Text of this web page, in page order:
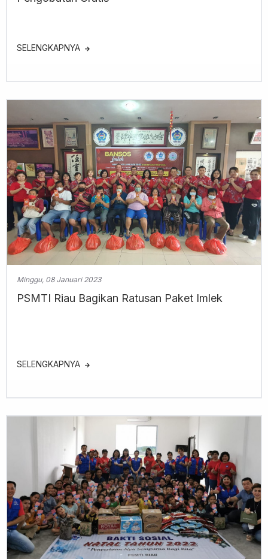
SELENGKAPNYA
Minggu, 08 Januari 2023
PSMTI Riau Bagikan Ratusan Paket Imlek
SELENGKAPNYA